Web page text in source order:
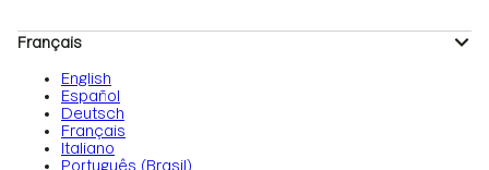
Français
English
Español
Deutsch
Français
Italiano
Português (Brasil)